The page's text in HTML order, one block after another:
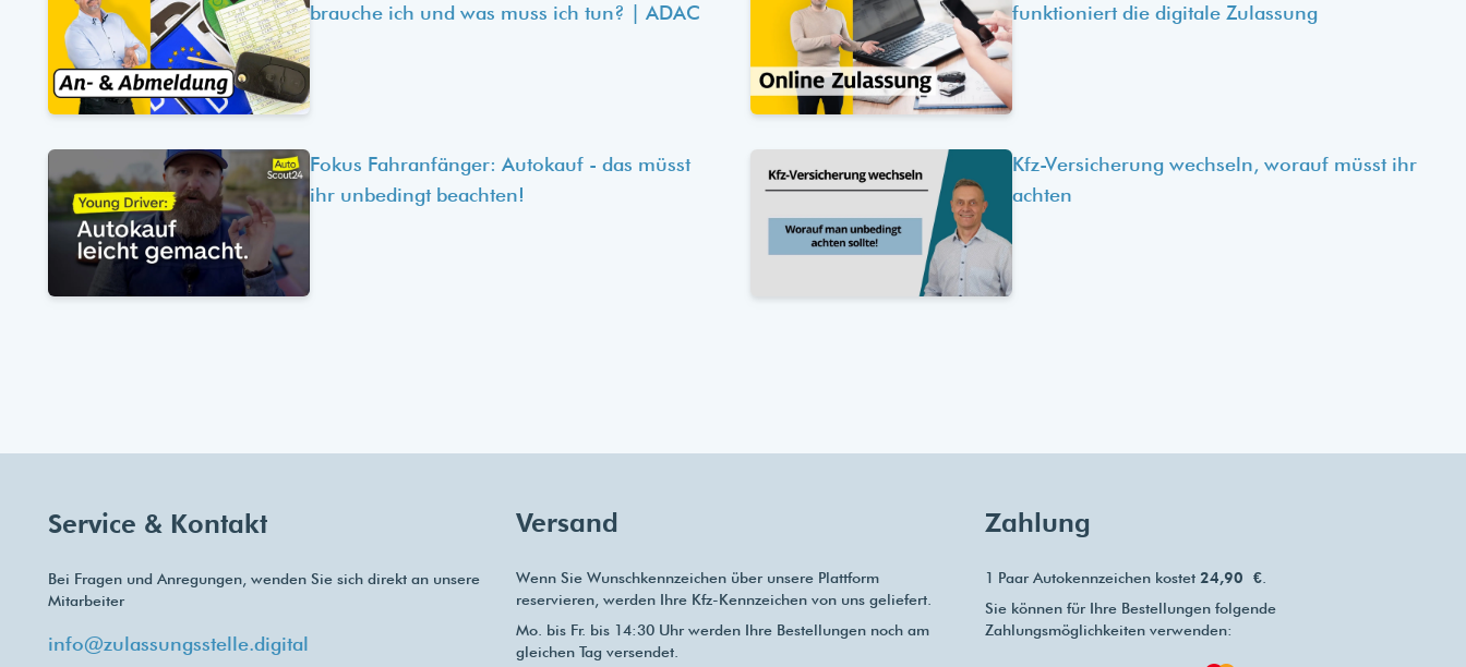
brauche ich und was muss ich tun? | ADAC
funktioniert die digitale Zulassung
Fokus Fahranfänger: Autokauf - das müsst
ihr unbedingt beachten!
Kfz-Versicherung wechseln, worauf müsst ihr
achten
Service & Kontakt
Bei Fragen und Anregungen, wenden Sie sich direkt an unsere
Mitarbeiter
info@zulassungsstelle.digital
Versand
Wenn Sie Wunschkennzeichen über unsere Plattform
reservieren, werden Ihre Kfz-Kennzeichen von uns geliefert.
Mo. bis Fr. bis 14:30 Uhr werden Ihre Bestellungen noch am
gleichen Tag versendet.
Zahlung
1 Paar Autokennzeichen kostet 24,90 €.
Sie können für Ihre Bestellungen folgende
Zahlungsmöglichkeiten verwenden: